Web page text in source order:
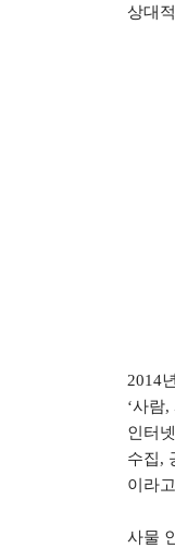
상대
2014년
‘사람,
인터
수집,
이라
사물